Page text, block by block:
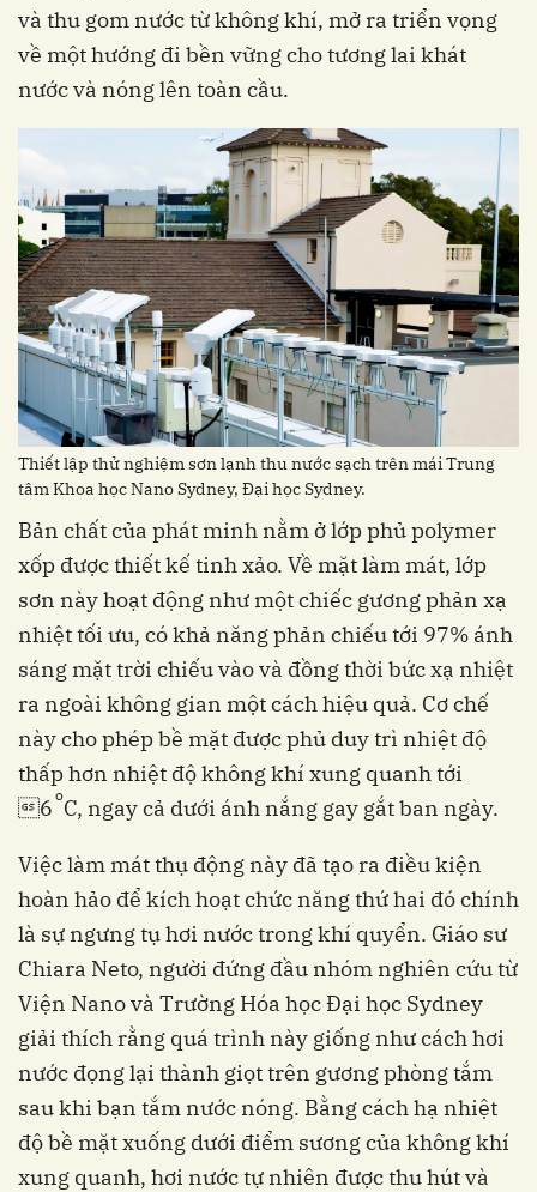
và thu gom nước từ không khí, mở ra triển vọng
về một hướng đi bền vững cho tương lai khát
nước và nóng lên toàn cầu.
Thiết lập thử nghiệm sơn lạnh thu nước sạch trên mái Trung
tâm Khoa học Nano Sydney, Đại học Sydney.
Bản chất của phát minh nằm ở lớp phủ polymer
xốp được thiết kế tinh xảo. Về mặt làm mát, lớp
sơn này hoạt động như một chiếc gương phản xạ
nhiệt tối ưu, có khả năng phản chiếu tới 97% ánh
sáng mặt trời chiếu vào và đồng thời bức xạ nhiệt
ra ngoài không gian một cách hiệu quả. Cơ chế
này cho phép bề mặt được phủ duy trì nhiệt độ
thấp hơn nhiệt độ không khí xung quanh tới
6 oC, ngay cả dưới ánh nắng gay gắt ban ngày.
Việc làm mát thụ động này đã tạo ra điều kiện
hoàn hảo để kích hoạt chức năng thứ hai đó chính
là sự ngưng tụ hơi nước trong khí quyển. Giáo sư
Chiara Neto, người đứng đầu nhóm nghiên cứu từ
Viện Nano và Trường Hóa học Đại học Sydney
giải thích rằng quá trình này giống như cách hơi
nước đọng lại thành giọt trên gương phòng tắm
sau khi bạn tắm nước nóng. Bằng cách hạ nhiệt
độ bề mặt xuống dưới điểm sương của không khí
xung quanh, hơi nước tự nhiên được thu hút và